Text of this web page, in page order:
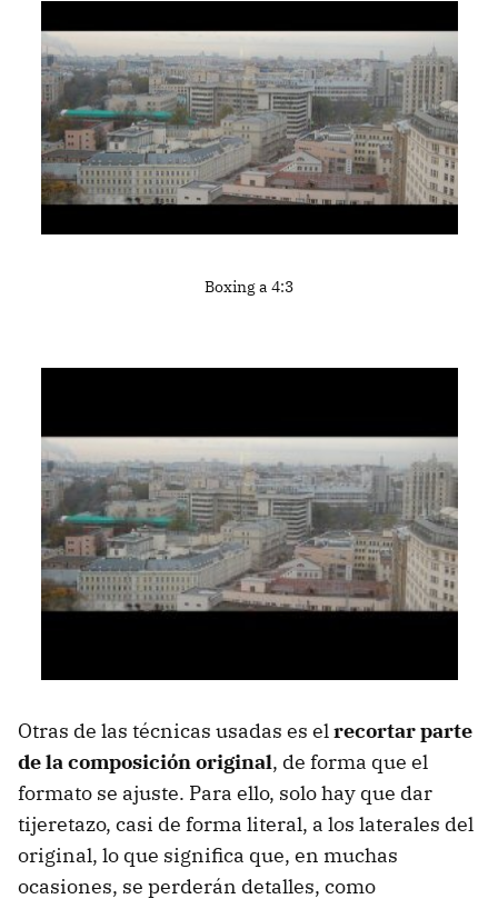
Boxing a 4:3
Otras de las técnicas usadas es elrecortar parte
de la composición original, de forma que el
formato se ajuste. Para ello, solo hay que dar
tijeretazo, casi de forma literal, a los laterales del
original, lo que significa que, en muchas
ocasiones, se perderán detalles, como